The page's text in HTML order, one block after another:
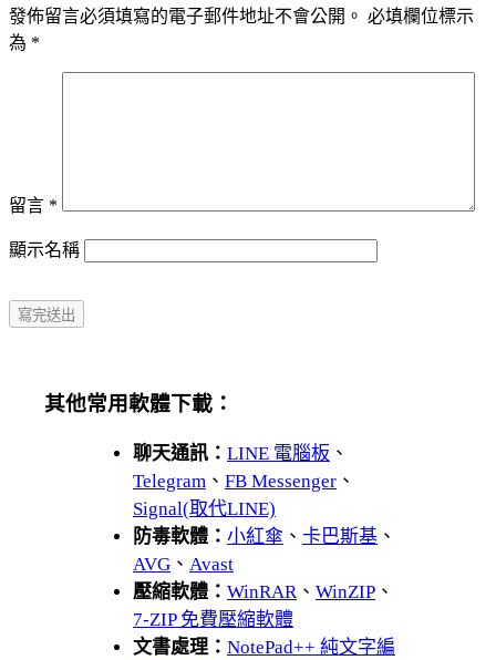
發佈留言必須填寫的電子郵件地址不會公開。 必填欄位標示
為 *
留言 *
顯示名稱
其他常用軟體下載：
聊天通訊： LINE 電腦板 、
Telegram 、 FB Messenger 、
Signal(取代LINE)
防毒軟體： 小紅傘 、 卡巴斯基 、
AVG 、 Avast
壓縮軟體： WinRAR、 WinZIP 、
7-ZIP 免費壓縮軟體
文書處理： NotePad++ 純文字編